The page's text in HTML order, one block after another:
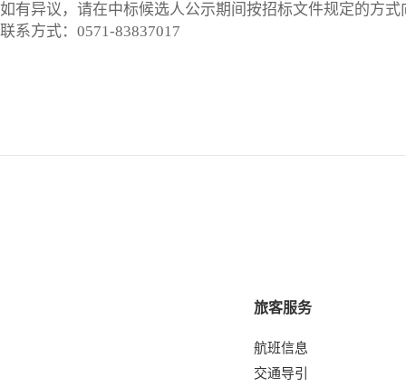
如有异议，请在中标候选人公示期间按招标文件规定的方
联系方式： 0571-83837017
旅客服务
航班信息
交通导引